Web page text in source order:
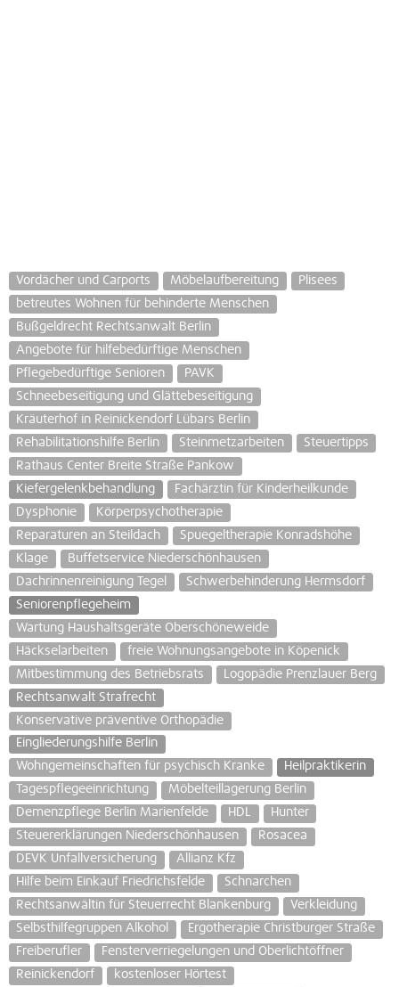
Vordächer und Carports Möbelaufbereitung
Plisees
betreutes Wohnen für behinderte Menschen
Bußgeldrecht Rechtsanwalt Berlin
Angebote für hilfebedürftige Menschen
Pflegebedürftige Senioren
PAVK
Schneebeseitigung und Glättebeseitigung
Kräuterhof in Reinickendorf Lübars Berlin
Rehabilitationshilfe Berlin
Steinmetzarbeiten
Steuertipps
Rathaus Center Breite Straße Pankow
Kiefergelenkbehandlung
Fachärztin für Kinderheilkunde
Dysphonie
Körperpsychotherapie
Reparaturen an Steildach
Spuegeltherapie Konradshöhe
Klage
Buffetservice Niederschönhausen
Dachrinnenreinigung Tegel
Schwerbehinderung Hermsdorf
Seniorenpflegeheim
Wartung Haushaltsgeräte Oberschöneweide
Häckselarbeiten
freie Wohnungsangebote in Köpenick
Mitbestimmung des Betriebsrats
Logopädie Prenzlauer Berg
Rechtsanwalt Strafrecht
Konservative präventive Orthopädie
Eingliederungshilfe Berlin
Wohngemeinschaften für psychisch Kranke
Heilpraktikerin
Tagespflegeeinrichtung
Möbelteillagerung Berlin
Demenzpflege Berlin Marienfelde
HDL
Hunter
Steuererklärungen Niederschönhausen
Rosacea
DEVK Unfallversicherung
Allianz Kfz
Hilfe beim Einkauf Friedrichsfelde
Schnarchen
Rechtsanwältin für Steuerrecht Blankenburg
Verkleidung
Selbsthilfegruppen Alkohol
Ergotherapie Christburger Straße
Freiberufler
Fensterverriegelungen und Oberlichtöffner
Reinickendorf
kostenloser Hörtest